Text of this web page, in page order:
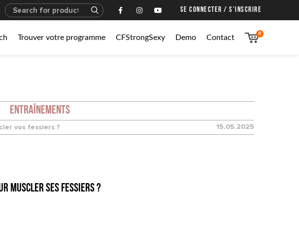
SE CONNECTER / S'INSCRIRE
Trouver votre programme CFStrongSexy Demo Contact
0
Entraînements
vos fessiers ? 15.05.2025
muscler ses fessiers ?